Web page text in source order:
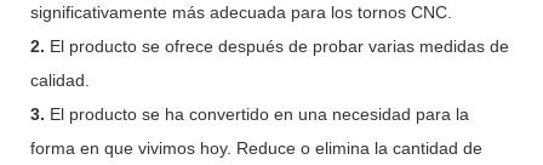
significativamente más adecuada para los tornos CNC.
2. El producto se ofrece después de probar varias medidas de
calidad.
3. El producto se ha convertido en una necesidad para la
forma en que vivimos hoy. Reduce o elimina la cantidad de